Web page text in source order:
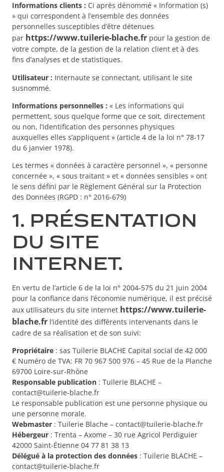
Informations clients : Ci après dénommé « Information (s)
» qui correspondent à l’ensemble des données
personnelles susceptibles d’être détenues
par https://www.tuilerie-blache.fr pour la gestion de
votre compte, de la gestion de la relation client et à des
fins d’analyses et de statistiques.
Utilisateur : Internaute se connectant, utilisant le site
susnommé.
Informations personnelles : « Les informations qui
permettent, sous quelque forme que ce soit, directement
ou non, l’identification des personnes physiques
auxquelles elles s’appliquent » (article 4 de la loi n° 78-17
du 6 janvier 1978).
Les termes « données à caractère personnel », « personne
concernée », « sous traitant » et « données sensibles » ont
le sens défini par le Règlement Général sur la Protection
des Données (RGPD : n° 2016-679)
1. PRÉSENTATION
DU SITE
INTERNET.
En vertu de l’article 6 de la loi n° 2004-575 du 21 juin 2004
pour la confiance dans l’économie numérique, il est précisé
aux utilisateurs du site internet https://www.tuilerie-
blache.fr l’identité des différents intervenants dans le
cadre de sa réalisation et de son suivi:
Propriétaire : sas Tuilerie BLACHE Capital social de 42 000
€ Numéro de TVA: FR 70 967 500 976 – 45 Rue de la Planche
69700 Loire-sur-Rhône
Responsable publication : Tuilerie BLACHE –
contact@tuilerie-blache.fr
Le responsable publication est une personne physique ou
une personne morale.
Webmaster : Tuilerie Blache – contact@tuilerie-blache.fr
Hébergeur : Trenta – Axome – 30 rue Agricol Perdiguier
42000 Saint-Étienne 04 77 81 38 13
Délégué à la protection des données : Tuilerie BLACHE –
contact@tuilerie-blache.fr